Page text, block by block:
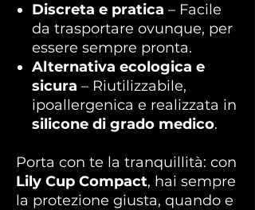
Discreta e pratica – Facile
da trasportare ovunque, per
essere sempre pronta.
Alternativa ecologica e
sicura – Riutilizzabile,
ipoallergenica e realizzata in
silicone di grado medico.
Porta con te la tranquillità: con
Lily Cup Compact, hai sempre
la protezione giusta, quando e